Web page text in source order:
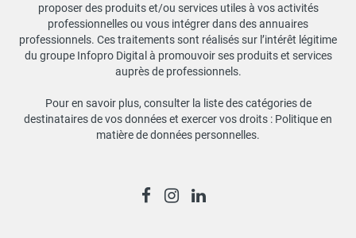
proposer des produits et/ou services utiles à vos activités
professionnelles ou vous intégrer dans des annuaires
professionnels. Ces traitements sont réalisés sur l’intérêt légitime
du groupe Infopro Digital à promouvoir ses produits et services
auprès de professionnels.
Pour en savoir plus, consulter la liste des catégories de
destinataires de vos données et exercer vos droits : Politique en
matière de données personnelles.